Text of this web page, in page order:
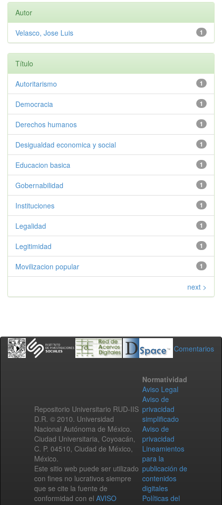
Autor
1
Velasco, Jose Luis
Título
1
Autoritarismo
1
Democracia
1
Derechos humanos
1
Desigualdad economica y social
1
Educacion basica
1
Gobernabilidad
1
Instituciones
1
Legalidad
1
Legitimidad
1
Movilizacion popular
next >
Comentarios
Repositorio Universitario RUD-IIS
D.R. © 2010. Universidad
Nacional Autónoma de México.
Ciudad Universitaria, Coyoacán,
C. P. 04510, Ciudad de México,
México.
Este sitio web puede ser utilizado
con fines no lucrativos siempre
que se cite la fuente de
conformidad con el AVISO
Normatividad
Aviso Legal
Aviso de
privacidad
simplificado
Aviso de
privacidad
Lineamientos
para la
publicación de
contenidos
digitales
Políticas del